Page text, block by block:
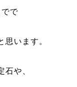
で
思います。
石や、